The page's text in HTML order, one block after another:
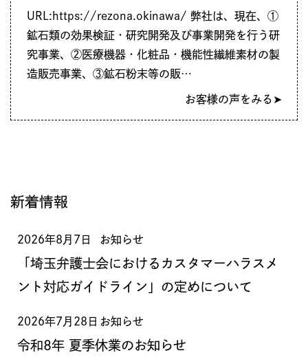
URL:https://rezona.okinawa/ 弊社は、現在、①
鉱石類の効果検証・研究開発及び事業開発を行う研
究事業、②医療機器・化粧品・機能性繊維素材の製
造販売事業、③鉱石粉末等の販…
お客様の声をみる➤
新着情報
2026年8月7日 お知らせ
「埼玉弁護士会におけるカスタマーハラスメ
ント対応ガイドライン」の定めについて
2026年7月28日 お知らせ
令和8年 夏季休業のお知らせ